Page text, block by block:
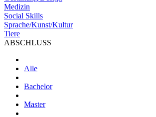
Medizin
Social Skills
Sprache/Kunst/Kultur
Tiere
ABSCHLUSS
Alle
Bachelor
Master